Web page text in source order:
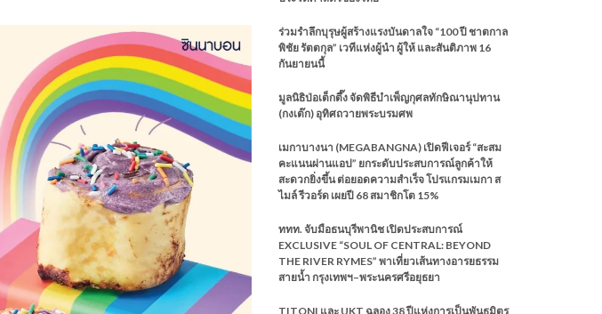
ร่วมรำลึกบุรุษผู้สร้างแรงบันดาลใจ “100 ปี ชาตกาล
พิชัย รัตตกุล” เวทีแห่งผู้นำ ผู้ให้ และสันติภาพ 16
กันยายนนี้
มูลนิธิป่อเต็กตึ๊ง จัดพิธีบำเพ็ญกุศลทักษิณานุปทาน
(กงเต๊ก) อุทิศถวายพระบรมศพ
เมกาบางนา (MEGABANGNA) เปิดฟีเจอร์ “สะสม
คะแนนผ่านแอป” ยกระดับประสบการณ์ลูกค้าให้
สะดวกยิ่งขึ้น ต่อยอดความสำเร็จ โปรแกรมเมกา ส
ไมล์ รีวอร์ด เผยปี 68 สมาชิกโต 15%
ททท. จับมือธนบุรีพานิช เปิดประสบการณ์
EXCLUSIVE “SOUL OF CENTRAL: BEYOND
THE RIVER RYMES” พาเที่ยวเส้นทางอารยธรรม
สายน้ำ กรุงเทพฯ–พระนครศรีอยุธยา
TITONI และ UKT ฉลอง 38 ปีแห่งการเป็นพันธมิตร